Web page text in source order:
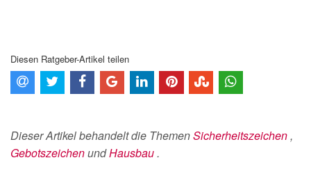
Diesen Ratgeber-Artikel teilen
Dieser Artikel behandelt die ThemenSicherheitszeichen,
GebotszeichenundHausbau.